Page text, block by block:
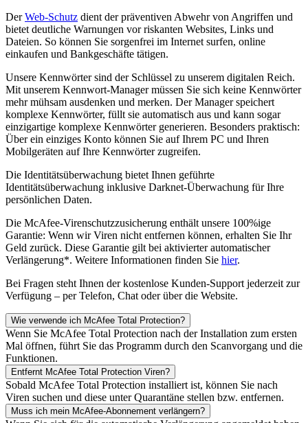
DerWeb-Schutz dient der präventiven Abwehr von Angriffen und
bietet deutliche Warnungen vor riskanten Websites, Links und
Dateien. So können Sie sorgenfrei im Internet surfen, online
einkaufen und Bankgeschäfte tätigen.
Unsere Kennwörter sind der Schlüssel zu unserem digitalen Reich.
Mit unserem Kennwort-Manager müssen Sie sich keine Kennwörter
mehr mühsam ausdenken und merken. Der Manager speichert
komplexe Kennwörter, füllt sie automatisch aus und kann sogar
einzigartige komplexe Kennwörter generieren. Besonders praktisch:
Über ein einziges Konto können Sie auf Ihrem PC und Ihren
Mobilgeräten auf Ihre Kennwörter zugreifen.
Die Identitätsüberwachung bietet Ihnen geführte
Identitätsüberwachung inklusive Darknet-Überwachung für Ihre
persönlichen Daten.
Die McAfee-Virenschutzzusicherung enthält unsere 100%ige
Garantie: Wenn wir Viren nicht entfernen können, erhalten Sie Ihr
Geld zurück. Diese Garantie gilt bei aktivierter automatischer
Verlängerung*. Weitere Informationen finden Sie hier.
Bei Fragen steht Ihnen der kostenlose Kunden-Support jederzeit zur
Verfügung – per Telefon, Chat oder über die Website.
Wie verwende ich McAfee Total Protection?
Wenn Sie McAfee Total Protection nach der Installation zum ersten
Mal öffnen, führt Sie das Programm durch den Scanvorgang und die
Funktionen.
Entfernt McAfee Total Protection Viren?
Sobald McAfee Total Protection installiert ist, können Sie nach
Viren suchen und diese unter Quarantäne stellen bzw. entfernen.
Muss ich mein McAfee-Abonnement verlängern?